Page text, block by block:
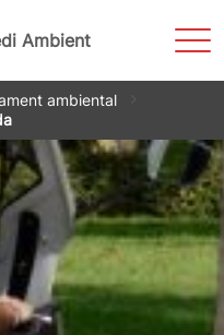
Ambient
ambiental